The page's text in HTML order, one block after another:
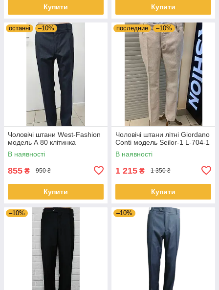
Купити Купити
останні –10%
Чоловічі штани West-Fashion
модель А 80 клітинка
В наявності
855 ₴ 950 ₴
Купити
последние –10%
Чоловічі штани літні Giordano
Conti модель Seilor-1 L-704-1
В наявності
1 215 ₴ 1 350 ₴
Купити
–10% –10%